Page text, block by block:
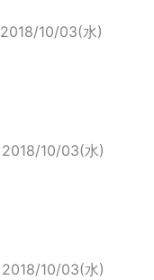
2018/10/03(水)
2018/10/03(水)
2018/10/03(水)